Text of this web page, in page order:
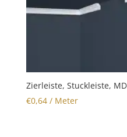
Zierleiste, Stuckleiste,
€0,64/ Meter